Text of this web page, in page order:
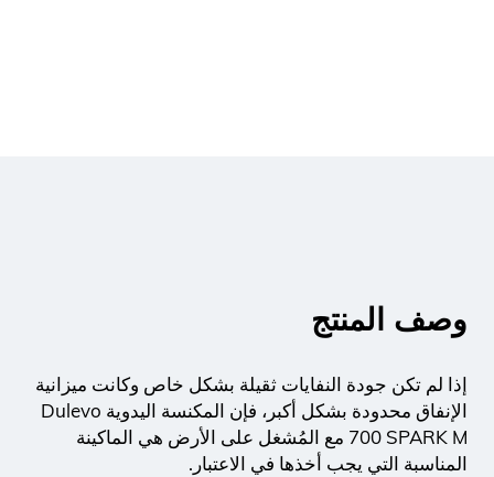
وصف المنتج
إذا لم تكن جودة النفايات ثقيلة بشكل خاص وكانت ميزانية
الإنفاق محدودة بشكل أكبر، فإن المكنسة اليدوية Dulevo
700 SPARK M مع المُشغل على الأرض هي الماكينة
المناسبة التي يجب أخذها في الاعتبار.